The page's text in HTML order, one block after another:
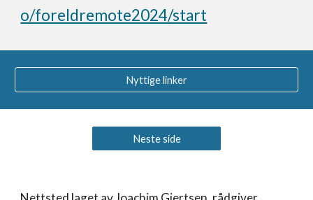
o/foreldremote2024/start
Nyttige linker
Neste side